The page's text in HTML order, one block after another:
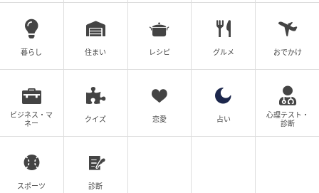
暮らし 住まい レシピ グルメ おでかけ
ビジネス・マ
ネー
クイズ 恋愛 占い
心理テスト・
診断
スポーツ 診断